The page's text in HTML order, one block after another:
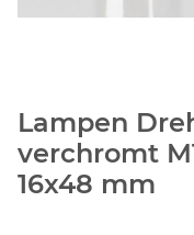
Lampen
verchromt
16x48 mm